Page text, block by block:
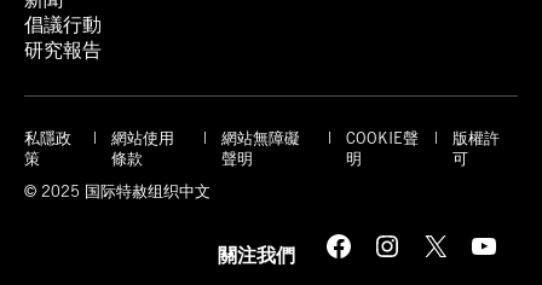
倡議行動
研究報告
私隱政
策
網站使用
條款
網站無障礙
聲明
COOKIE聲
明
版權許
可
© 2025 国际特赦组织中文
關注我們 Facebook Instagram X YouTube